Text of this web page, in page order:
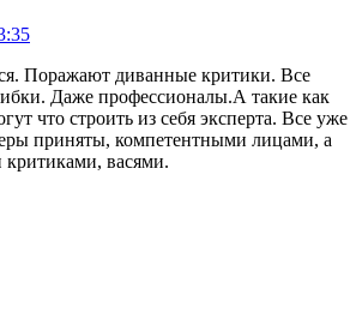
Поражают диванные критики. Все
Даже профессионалы.А такие как
что строить из себя эксперта. Все уже
приняты, компетентными лицами, а
васями.